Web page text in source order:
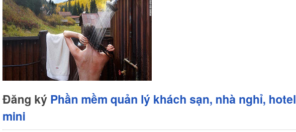
Đăng ký Phần mềm quản lý khách sạn, nhà nghỉ, hotel
mini